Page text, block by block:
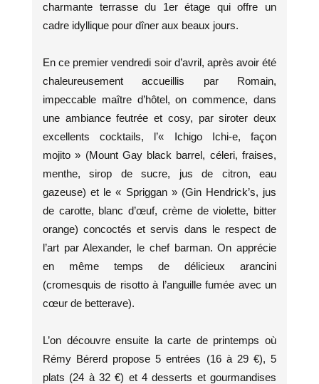
charmante terrasse du 1er étage qui offre un
cadre idyllique pour dîner aux beaux jours.
En ce premier vendredi soir d’avril, après avoir été
chaleureusement accueillis par Romain,
impeccable maître d’hôtel, on commence, dans
une ambiance feutrée et cosy, par siroter deux
excellents cocktails, l’« Ichigo Ichi-e, façon
mojito » (Mount Gay black barrel, céleri, fraises,
menthe, sirop de sucre, jus de citron, eau
gazeuse) et le « Spriggan » (Gin Hendrick’s, jus
de carotte, blanc d’œuf, crème de violette, bitter
orange) concoctés et servis dans le respect de
l’art par Alexander, le chef barman. On apprécie
en même temps de délicieux arancini
(cromesquis de risotto à l’anguille fumée avec un
cœur de betterave).
L’on découvre ensuite la carte de printemps où
Rémy Bérerd propose 5 entrées (16 à 29 €), 5
plats (24 à 32 €) et 4 desserts et gourmandises